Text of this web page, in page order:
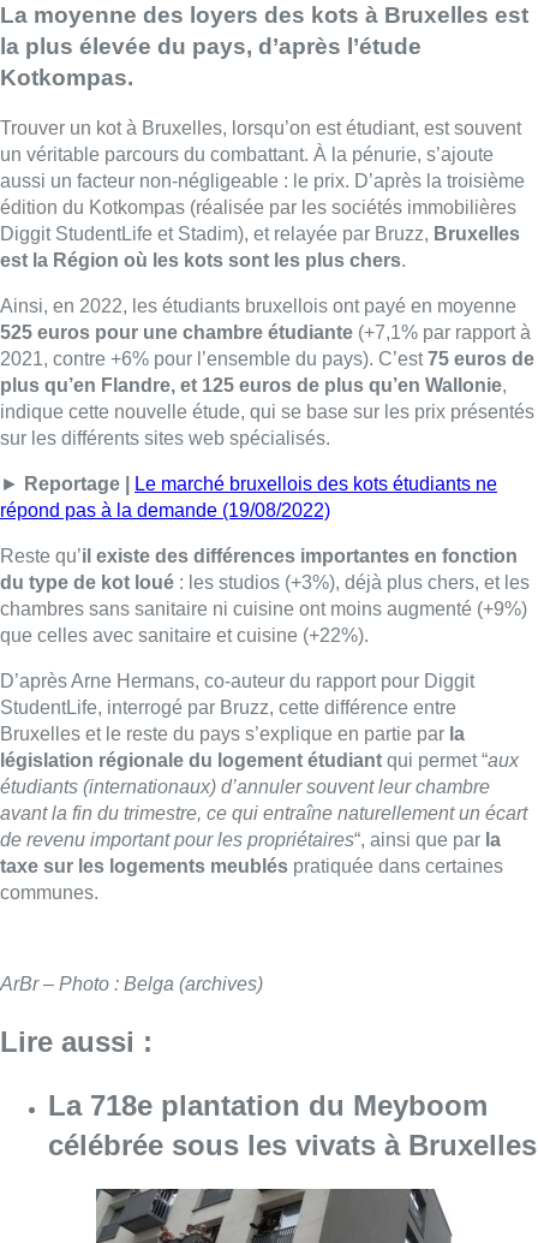
La moyenne des loyers des kots à Bruxelles est
la plus élevée du pays, d’après l’étude
Kotkompas.
Trouver un kot à Bruxelles, lorsqu’on est étudiant, est souvent
un véritable parcours du combattant. À la pénurie, s’ajoute
aussi un facteur non-négligeable : le prix. D’après la troisième
édition du Kotkompas (réalisée par les sociétés immobilières
Diggit StudentLife et Stadim), et relayée par Bruzz, Bruxelles
est la Région où les kots sont les plus chers.
Ainsi, en 2022, les étudiants bruxellois ont payé en moyenne
525 euros pour une chambre étudiante (+7,1% par rapport à
2021, contre +6% pour l’ensemble du pays). C’est75 euros de
plus qu’en Flandre, et 125 euros de plus qu’en Wallonie,
indique cette nouvelle étude, qui se base sur les prix présentés
sur les différents sites web spécialisés.
► Reportage |
Le marché bruxellois des kots étudiants ne
répond pas à la demande (19/08/2022)
Reste qu’il existe des différences importantes en fonction
du type de kot loué : les studios (+3%), déjà plus chers, et les
chambres sans sanitaire ni cuisine ont moins augmenté (+9%)
que celles avec sanitaire et cuisine (+22%).
D’après Arne Hermans, co-auteur du rapport pour Diggit
StudentLife, interrogé par Bruzz, cette différence entre
Bruxelles et le reste du pays s’explique en partie par la
législation régionale du logement étudiant qui permet “aux
étudiants (internationaux) d’annuler souvent leur chambre
avant la fin du trimestre, ce qui entraîne naturellement un écart
de revenu important pour les propriétaires“, ainsi que par la
taxe sur les logements meublés pratiquée dans certaines
communes.
ArBr – Photo : Belga (archives)
Lire aussi :
La 718e plantation du Meyboom
célébrée sous les vivats à Bruxelles